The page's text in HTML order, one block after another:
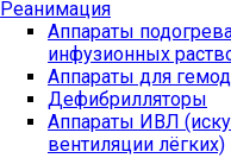
Реанимация
Аппараты
инфузионных
Аппараты для
Дефибрилляторы
Аппараты ИВЛ
вентиляции лёгких)